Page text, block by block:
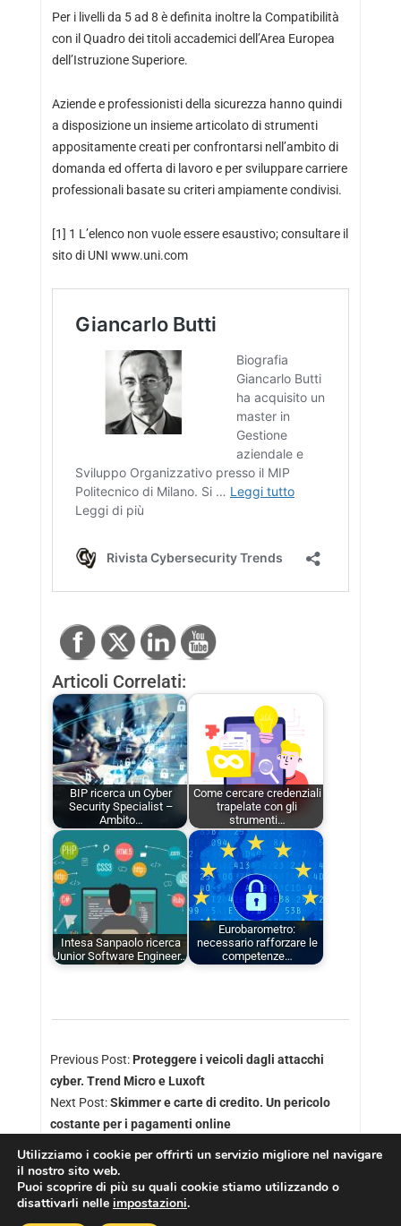
Per i livelli da 5 ad 8 è definita inoltre la Compatibilità
con il Quadro dei titoli accademici dell’Area Europea
dell’Istruzione Superiore.
Aziende e professionisti della sicurezza hanno quindi
a disposizione un insieme articolato di strumenti
appositamente creati per confrontarsi nell’ambito di
domanda ed offerta di lavoro e per sviluppare carriere
professionali basate su criteri ampiamente condivisi.
[1] 1 L’elenco non vuole essere esaustivo; consultare il
sito di UNI www.uni.com
Articoli Correlati:
BIP ricerca un Cyber
Security Specialist –
Ambito…
Come cercare credenziali
trapelate con gli
strumenti…
Intesa Sanpaolo ricerca
Junior Software Engineer…
Eurobarometro:
necessario rafforzare le
competenze…
Previous Post: Proteggere i veicoli dagli attacchi
cyber. Trend Micro e Luxoft
Next Post:Skimmer e carte di credito. Un pericolo
costante per i pagamenti online
Utilizziamo i cookie per offrirti un servizio migliore nel navigare
il nostro sito web.
Puoi scoprire di più su quali cookie stiamo utilizzando o
disattivarli nelle impostazioni.